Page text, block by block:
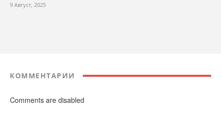
9 Август, 2025
КОММЕНТАРИИ
Comments are disabled